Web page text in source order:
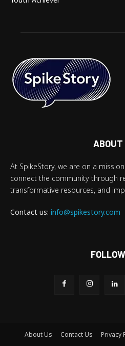
ABOUT
At SpikeStory, we are on a
connect the community through
transformative resources, and
Contact us: info@spikestory.com
About Us Contact Us Privacy